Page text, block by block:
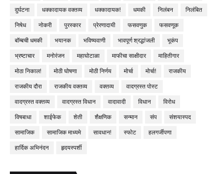
दुर्घटना
धक्कादायक वक्तव्य धक्कादायक! धमकी निलंबन
निलंबित
निषेध
नोकरी पुरस्कार प्रेरणादायी फसवणुक
फसवणूक
बॉम्बची धमकी
भयानक भविष्यवाणी भावपूर्ण श्रद्धांजली
भूकंप
भ्रष्टाचार
मनोरंजन महाघोटाळा माफीचा साक्षीदार
माहितीगार
मोठा निकाल!
मोठी घोषणा मोठी निर्णय मोर्चा मोर्चा!
राजकीय
राजकीय दौरा
राजकीय वक्तव्य वक्तव्य
वादग्रस्त पोस्ट
वादग्रस्त वक्तव्य
वादग्रस्त विधान वादावादी विधान
विरोध
विषबाधा
शाईफेक शेती शैक्षणिक सन्मान संप
संशयास्पद
सामाजिक
सामाजिक माध्यमे सावधान! स्फोट
हलगर्जीपणा
हार्दिक अभिनंदन
हृदयस्पर्शी